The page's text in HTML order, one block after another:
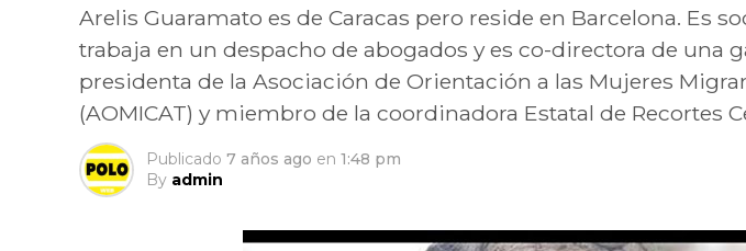
Arelis Guaramato es de Caracas pero reside en Barcelona. Es
trabaja en un despacho de abogados y es co-directora de una
presidenta de la Asociación de Orientación a las Mujeres
(AOMICAT) y miembro de la coordinadora Estatal de Recortes
Publicado 7 años ago en 1:48 pm
By admin